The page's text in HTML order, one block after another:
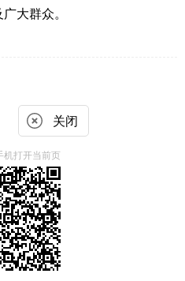
大群众。
关闭
机打开当前页